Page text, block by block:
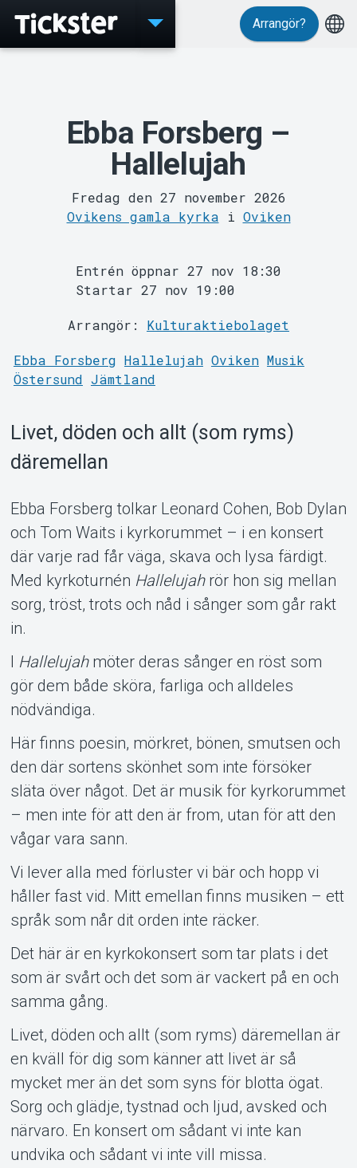
MyTickster
Support
Om Tickster
Arrangör?
Ebba Forsberg –
Hallelujah
Fredag den 27 november 2026
Ovikens gamla kyrka i Oviken
Entrén öppnar 27 nov 18:30
Startar 27 nov 19:00
Arrangör: Kulturaktiebolaget
Ebba Forsberg Hallelujah Oviken Musik
Östersund Jämtland
Livet, döden och allt (som ryms)
däremellan
Ebba Forsberg tolkar Leonard Cohen, Bob Dylan
och Tom Waits i kyrkorummet – i en konsert
där varje rad får väga, skava och lysa färdigt.
Med kyrkoturnén Hallelujahrör hon sig mellan
sorg, tröst, trots och nåd i sånger som går rakt
in.
I Hallelujahmöter deras sånger en röst som
gör dem både sköra, farliga och alldeles
nödvändiga.
Här finns poesin, mörkret, bönen, smutsen och
den där sortens skönhet som inte försöker
släta över något. Det är musik för kyrkorummet
– men inte för att den är from, utan för att den
vågar vara sann.
Vi lever alla med förluster vi bär och hopp vi
håller fast vid. Mitt emellan finns musiken – ett
språk som når dit orden inte räcker.
Det här är en kyrkokonsert som tar plats i det
som är svårt och det som är vackert på en och
samma gång.
Livet, döden och allt (som ryms) däremellan är
en kväll för dig som känner att livet är så
mycket mer än det som syns för blotta ögat.
Sorg och glädje, tystnad och ljud, avsked och
närvaro. En konsert om sådant vi inte kan
undvika och sådant vi inte vill missa.